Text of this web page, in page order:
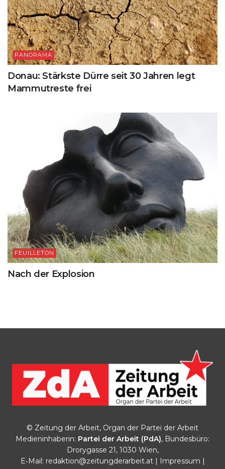
PANORAMA
Donau: Stärkste Dürre seit 30 Jahren legt
Mammutreste frei
FEUILLETON
Nach der Explosion
© Zeitung der Arbeit, Organ der Partei der Arbeit
Medieninhaberin: Partei der Arbeit (PdA), Bundesbüro:
Drorygasse 21, 1030 Wien,
E‑Mail: redaktion@zeitungderarbeit.at| Impressum |